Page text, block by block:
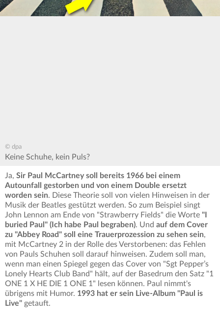
© dpa
Keine Schuhe, kein Puls?
Ja, Sir Paul McCartney soll bereits 1966 bei einem
Autounfall gestorben und von einem Double ersetzt
worden sein. Diese Theorie soll von vielen Hinweisen in der
Musik der Beatles gestützt werden. So zum Beispiel singt
John Lennon am Ende von "Strawberry Fields" die Worte "I
buried Paul" (Ich habe Paul begraben). Und auf dem Cover
zu "Abbey Road" soll eine Trauerprozession zu sehen sein,
mit McCartney 2 in der Rolle des Verstorbenen: das Fehlen
von Pauls Schuhen soll darauf hinweisen. Zudem soll man,
wenn man einen Spiegel gegen das Cover von "Sgt Pepper’s
Lonely Hearts Club Band" hält, auf der Basedrum den Satz "1
ONE 1 X HE DIE 1 ONE 1" lesen können. Paul nimmt's
übrigens mit Humor. 1993 hat er sein Live-Album "Paul is
Live" getauft.